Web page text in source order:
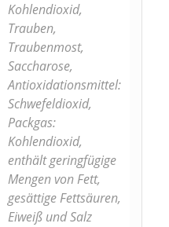
Kohlendioxid,
Trauben,
Traubenmost,
Saccharose,
Antioxidationsmittel:
Schwefeldioxid,
Packgas:
Kohlendioxid,
enthält geringfügige
Mengen von Fett,
gesättige Fettsäuren,
Eiweiß und Salz